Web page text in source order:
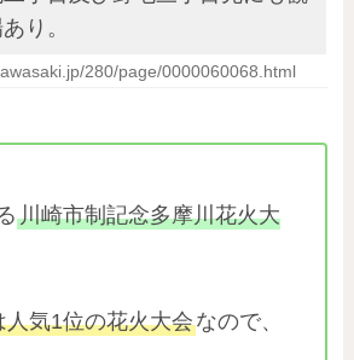
り。
280/page/0000060068.html
川崎市制記念多摩川花火大
人気1位の花火大会なので、